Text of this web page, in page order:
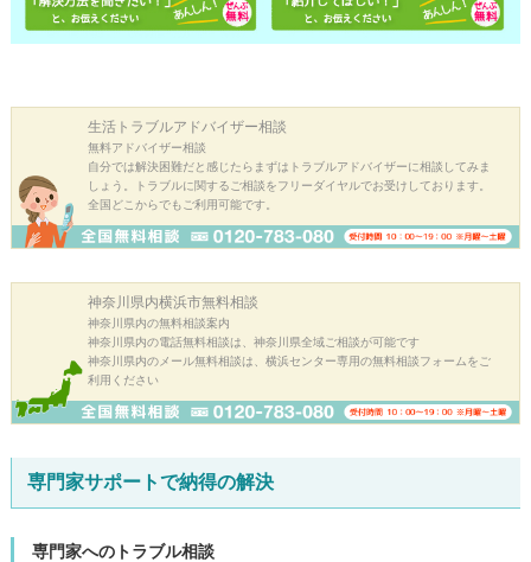
生活トラブルアドバイザー相談
無料アドバイザー相談
自分では解決困難だと感じたらまずはトラブルアドバイザーに相談してみま
しょう。トラブルに関するご相談をフリーダイヤルでお受けしております。
全国どこからでもご利用可能です。
神奈川県内横浜市無料相談
神奈川県内の無料相談案内
神奈川県内の電話無料相談は、神奈川県全域ご相談が可能です
神奈川県内のメール無料相談は、横浜センター専用の無料相談フォームをご
利用ください
専門家サポートで納得の解決
専門家へのトラブル相談